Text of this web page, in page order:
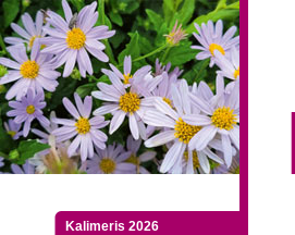
Kalimeris 2026